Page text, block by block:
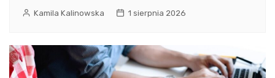
Kamila Kalinowska 1 sierpnia 2026